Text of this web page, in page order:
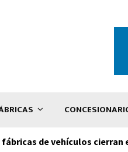
fábricas de vehículos cierran